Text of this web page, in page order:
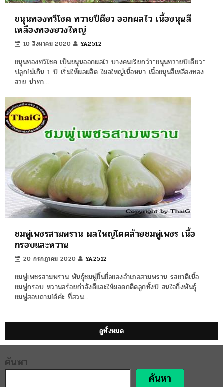
ขนุนทองทวีโชค ทวายปีดียว ออกผลไว เนื้อขนุนสี
เหลืองทองยวงใหญ่
10 สิงหาคม 2020 YA2512
ขนุนทองทวีโชค เป็นขนุนออกผลไว บางคนเรียกว่า”ขนุนทวายปีเดียว”
ปลูกไม่เกิน 1 ปี เริ่มให้ผลผลิต ใผลใหญ่เนื้อหนา เนื้อขนุนสีเหลืองทอง
สวย น่าทา…
ชมพู่เพชรสามพราน ผลใหญ่โตคล้ายชมพู่เพชร เนื้อ
กรอบและหวาน
20 กรกฎาคม 2020 YA2512
ชมพู่เพชรสามพราน พันธุ์ชมพู่ขึ้นชื่อของอำเภอสามพราน รสชาติเนื้อ
ชมพู่กรอบ หวานอร่อยกำลังดีและให้ผลดกติดลูกทั้งปี สนใจกิ่งพันธุ์
ชมพู่สอบถามได้ค่ะ ที่สวน…
ดูทั้งหมด
ค้นหา
ค้นหา